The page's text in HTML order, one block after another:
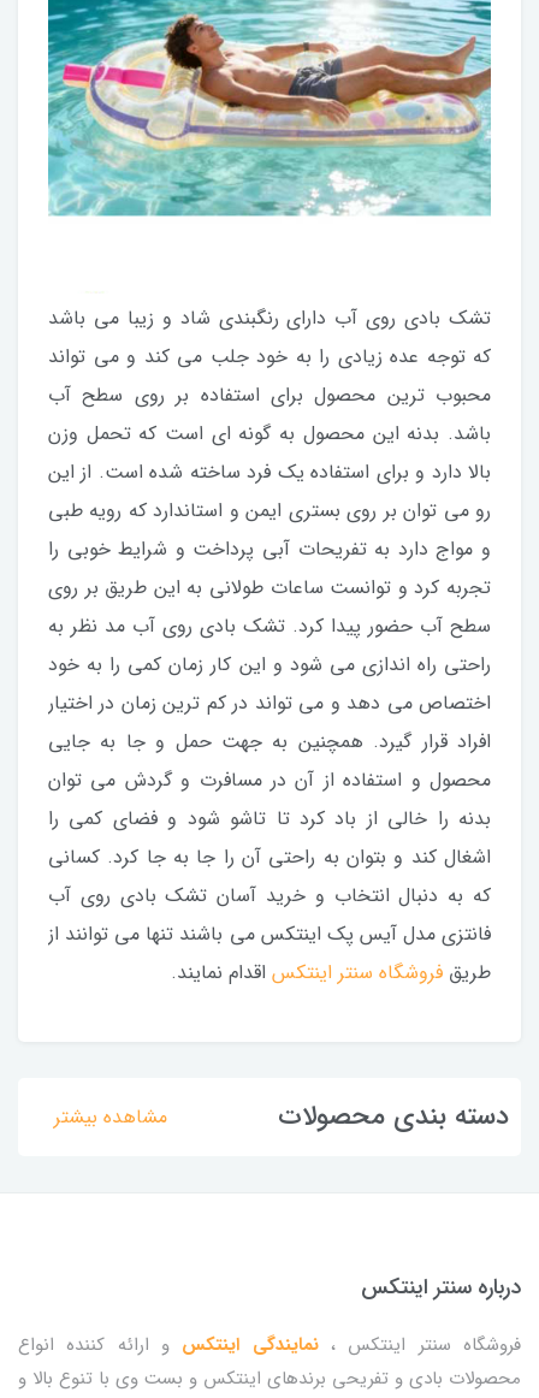
تشک بادی روی آب دارای رنگبندی شاد و زیبا می باشد
که توجه عده زیادی را به خود جلب می کند و می تواند
محبوب ترین محصول برای استفاده بر روی سطح آب
باشد. بدنه این محصول به گونه ای است که تحمل وزن
بالا دارد و برای استفاده یک فرد ساخته شده است. از این
رو می توان بر روی بستری ایمن و استاندارد که رویه طبی
و مواج دارد به تفریحات آبی پرداخت و شرایط خوبی را
تجربه کرد و توانست ساعات طولانی به این طریق بر روی
سطح آب حضور پیدا کرد. تشک بادی روی آب مد نظر به
راحتی راه اندازی می شود و این کار زمان کمی را به خود
اختصاص می دهد و می تواند در کم ترین زمان در اختیار
افراد قرار گیرد. همچنین به جهت حمل و جا به جایی
محصول و استفاده از آن در مسافرت و گردش می توان
بدنه را خالی از باد کرد تا تاشو شود و فضای کمی را
اشغال کند و بتوان به راحتی آن را جا به جا کرد. کسانی
که به دنبال انتخاب و خرید آسان تشک بادی روی آب
فانتزی مدل آیس پک اینتکس می باشند تنها می توانند از
طریق فروشگاه سنتر اینتکس اقدام نمایند.
دسته بندی محصولات مشاهده بیشتر
درباره سنتر اینتکس
فروشگاه سنتر اینتکس ،نمایندگی اینتکس و ارائه کننده انواع
محصولات بادی و تفریحی برندهای اینتکس و بست وی با تنوع بالا و